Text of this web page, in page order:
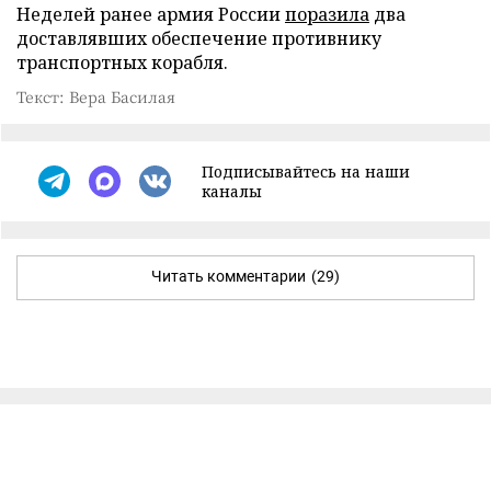
Неделей ранее армия Россиипоразила два
доставлявших обеспечение противнику
транспортных корабля.
Текст: Вера Басилая
Подписывайтесь на наши
каналы
Читать комментарии (29)